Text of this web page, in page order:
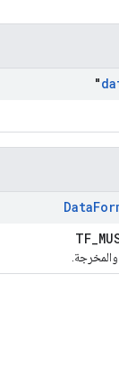
Data
والمخرجة.